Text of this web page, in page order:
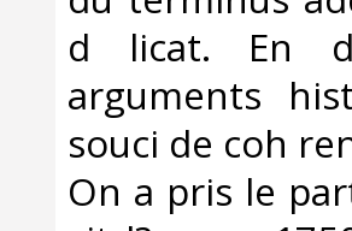
d licat. En
arguments
souci de coh
On a pris le